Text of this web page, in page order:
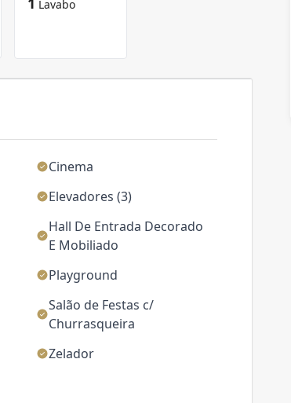
Lavabo
Cinema
Elevadores (3)
Hall De Entrada Decorado
E Mobiliado
Playground
Salão de Festas c/
Churrasqueira
Zelador